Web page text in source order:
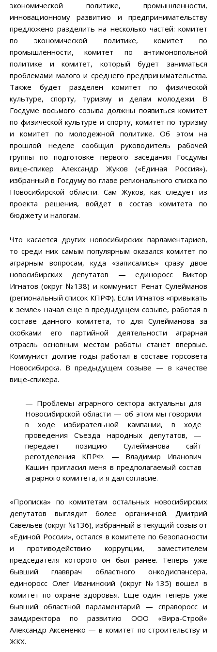
экономической политике, промышленности,
инновационному развитию и предпринимательству
предложено разделить на несколько частей: комитет
по экономической политике, комитет по
промышленности, комитет по антимонопольной
политике и комитет, который будет заниматься
проблемами малого и среднего предпринимательства.
Также будет разделен комитет по физической
культуре, спорту, туризму и делам молодежи. В
Госдуме восьмого созыва должны появиться комитет
по физической культуре и спорту, комитет по туризму
и комитет по молодежной политике. Об этом на
прошлой неделе сообщил руководитель рабочей
группы по подготовке первого заседания Госдумы
вице-спикер Александр Жуков («Единая Россия»),
избранный в Госдуму во главе регионального списка по
Новосибирской области. Сам Жуков, как следует из
проекта решения, войдет в состав комитета по
бюджету и налогам.
Что касается других новосибирских парламентариев,
то среди них самым популярным оказался комитет по
аграрным вопросам, куда «записались» сразу двое
новосибирских депутатов — единоросс Виктор
Игнатов (округ №138) и коммунист Ренат Сулейманов
(региональный список КПРФ). Если Игнатов «привыкать
к земле» начал еще в предыдущем созыве, работая в
составе данного комитета, то для Сулейманова за
скобками его партийной деятельности аграрная
отрасль основным местом работы станет впервые.
Коммунист долгие годы работал в составе горсовета
Новосибирска. В предыдущем созыве — в качестве
вице-спикера.
— Проблемы аграрного сектора актуальны для
Новосибирской области — об этом мы говорили
в ходе избирательной кампании, в ходе
проведения Съезда народных депутатов, —
передает позицию Сулейманова сайт
реготделения КПРФ. — Владимир Иванович
Кашин пригласил меня в предполагаемый состав
аграрного комитета, и я дал согласие.
«Прописка» по комитетам остальных новосибирских
депутатов выглядит более органичной. Дмитрий
Савельев (округ №136), избранный в текущий созыв от
«Единой России», остался в комитете по безопасности
и противодействию коррупции, заместителем
председателя которого он был ранее. Теперь уже
бывший главврач областного онкодиспансера,
единоросс Олег Иванинский (округ №135) вошел в
комитет по охране здоровья. Еще один теперь уже
бывший областной парламентарий — справоросс и
замдиректора по развитию ООО «Вира-Строй»
Александр Аксененко — в комитет по строительству и
ЖКХ.